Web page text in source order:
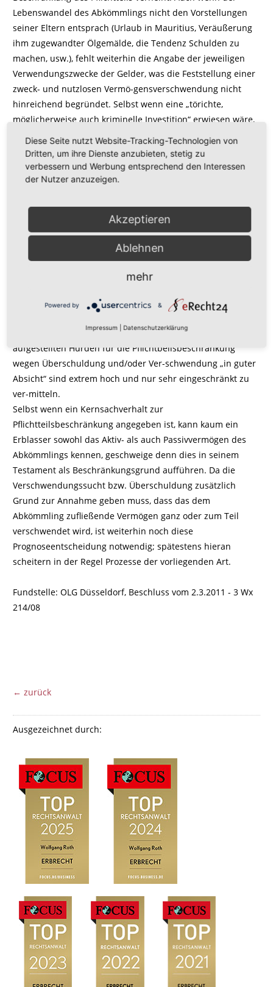
Lebenswandel des Abkömmlings nicht den Vorstellungen
seiner Eltern entsprach (Urlaub in Mauritius, Veräußerung
ihm zugewandter Ölgemälde, die Tendenz Schulden zu
machen, usw.), fehlt weiterhin die Angabe der jeweiligen
Verwendungszwecke der Gelder, was die Feststellung einer
zweck- und nutzlosen Vermö-gensverschwendung nicht
hinreichend begründet. Selbst wenn eine „törichte,
möglicherweise auch kriminelle Investition“ erwiesen wäre,
rechtfertigt dies allein noch nicht den Hang zur
Vermögensverschwendung.
Auch mangelt es dem Testament – bezogen auf den
Zeitpunkt seiner Errichtung - an der Angabe der
sowie dessen Schulden sind im Testament nicht
aufgenommen. Mangels wirksamer
Pflichtteilsbeschränkung konnte das
Testamentsvollstreckerzeugnis nicht erteilt werden.
kaum zu vereinbaren. Die von der Rechtsprechung
aufgestellten Hürden für die Pflichtbeilsbeschränkung
wegen Überschuldung und/oder Ver-schwendung „in guter
Absicht“ sind extrem hoch und nur sehr eingeschränkt zu
ver-mitteln.
Selbst wenn ein Kernsachverhalt zur
Pflichtteilsbeschränkung angegeben ist, kann kaum ein
Erblasser sowohl das Aktiv- als auch Passivvermögen des
Abkömmlings kennen, geschweige denn dies in seinem
Testament als Beschränkungsgrund aufführen. Da die
Verschwendungssucht bzw. Überschuldung zusätzlich
Grund zur Annahme geben muss, dass das dem
Abkömmling zufließende Vermögen ganz oder zum Teil
verschwendet wird, ist weiterhin noch diese
Prognoseentscheidung notwendig; spätestens hieran
scheitern in der Regel Prozesse der vorliegenden Art.
Fundstelle: OLG Düsseldorf, Beschluss vom 2.3.2011 - 3 Wx
214/08
← zurück
Ausgezeichnet durch:
Diese Seite nutzt Website-Tracking-Technologien von
Dritten, um ihre Dienste anzubieten, stetig zu
verbessern und Werbung entsprechend den Interessen
der Nutzer anzuzeigen.
Akzeptieren
Ablehnen
mehr
Powered by &
Impressum Datenschutzerklärung